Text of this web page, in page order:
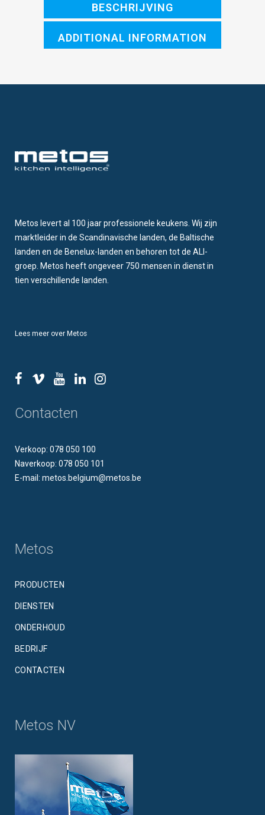
BESCHRIJVING
ADDITIONAL INFORMATION
Metos levert al 100 jaar professionele keukens. Wij zijn
marktleider in de Scandinavische landen, de Baltische
landen en de Benelux-landen en behoren tot de ALI-
groep. Metos heeft ongeveer 750 mensen in dienst in
tien verschillende landen.
Lees meer over Metos
Contacten
Verkoop: 078 050 100
Naverkoop: 078 050 101
E-mail: metos.belgium@metos.be
Metos
PRODUCTEN
DIENSTEN
ONDERHOUD
BEDRIJF
CONTACTEN
Metos NV